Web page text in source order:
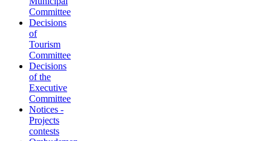
Committee
Decisions
of
Tourism
Committee
Decisions
of the
Executive
Committee
Notices -
Projects
contests